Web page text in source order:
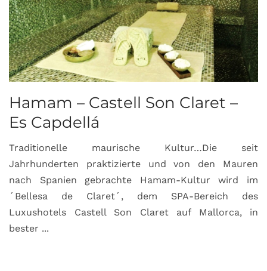
Hamam – Castell Son Claret –
Es Capdellá
Traditionelle maurische Kultur…Die seit
Jahrhunderten praktizierte und von den Mauren
nach Spanien gebrachte Hamam-Kultur wird im
´Bellesa de Claret´, dem SPA-Bereich des
Luxushotels Castell Son Claret auf Mallorca, in
bester ...